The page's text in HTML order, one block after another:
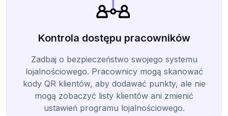
Kontrola dostępu pracowników
Zadbaj o bezpieczeństwo swojego systemu
lojalnościowego. Pracownicy mogą skanować
kody QR klientów, aby dodawać punkty, ale nie
mogą zobaczyć listy klientów ani zmienić
ustawień programu lojalnościowego.